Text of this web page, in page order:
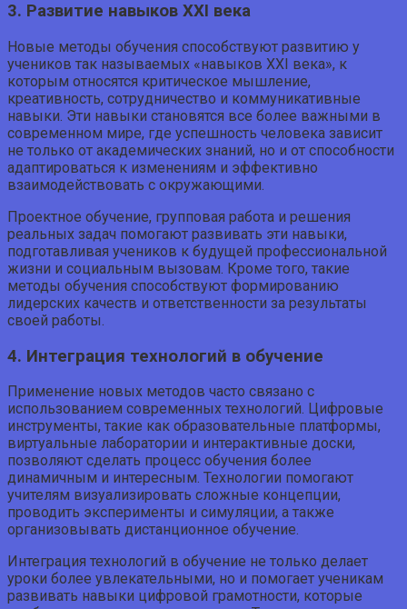
3. Развитие навыков XXI века
Новые методы обучения способствуют развитию у
учеников так называемых «навыков XXI века», к
которым относятся критическое мышление,
креативность, сотрудничество и коммуникативные
навыки. Эти навыки становятся все более важными в
современном мире, где успешность человека зависит
не только от академических знаний, но и от способности
адаптироваться к изменениям и эффективно
взаимодействовать с окружающими.
Проектное обучение, групповая работа и решения
реальных задач помогают развивать эти навыки,
подготавливая учеников к будущей профессиональной
жизни и социальным вызовам. Кроме того, такие
методы обучения способствуют формированию
лидерских качеств и ответственности за результаты
своей работы.
4. Интеграция технологий в обучение
Применение новых методов часто связано с
использованием современных технологий. Цифровые
инструменты, такие как образовательные платформы,
виртуальные лаборатории и интерактивные доски,
позволяют сделать процесс обучения более
динамичным и интересным. Технологии помогают
учителям визуализировать сложные концепции,
проводить эксперименты и симуляции, а также
организовывать дистанционное обучение.
Интеграция технологий в обучение не только делает
уроки более увлекательными, но и помогает ученикам
развивать навыки цифровой грамотности, которые